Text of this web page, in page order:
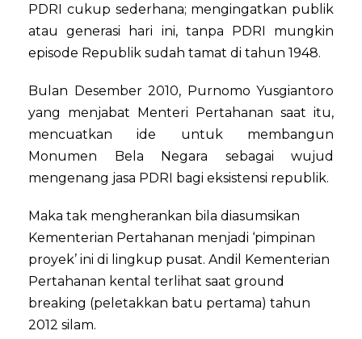
PDRI cukup sederhana; mengingatkan publik
atau generasi hari ini, tanpa PDRI mungkin
episode Republik sudah tamat di tahun 1948.
Bulan Desember 2010, Purnomo Yusgiantoro
yang menjabat Menteri Pertahanan saat itu,
mencuatkan ide untuk membangun
Monumen Bela Negara sebagai wujud
mengenang jasa PDRI bagi eksistensi republik.
Maka tak mengherankan bila diasumsikan
Kementerian Pertahanan menjadi ‘pimpinan
proyek’ ini di lingkup pusat. Andil Kementerian
Pertahanan kental terlihat saat ground
breaking (peletakkan batu pertama) tahun
2012 silam.